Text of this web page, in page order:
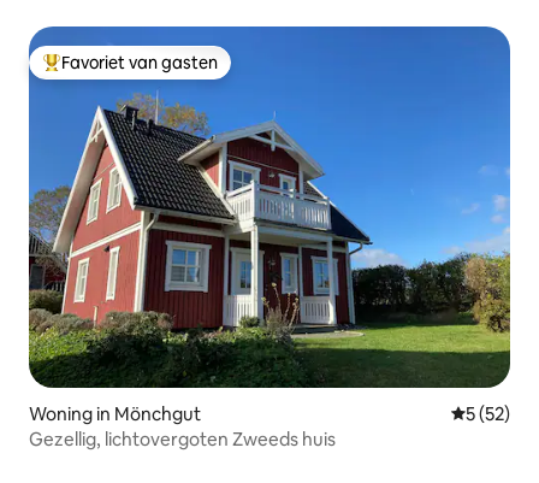
Topfavoriet van gasten
Favoriet van gasten
Woning in Mönchgut
5 (52)
Gezellig, lichtovergoten Zweeds huis